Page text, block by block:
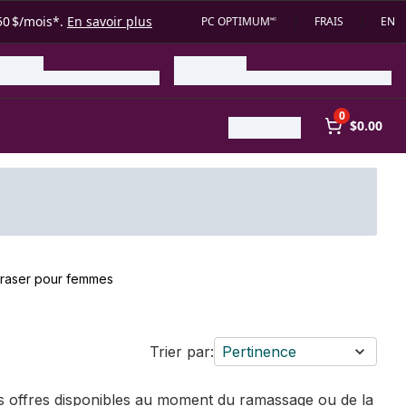
$/mois*. En savoir plus PC OPTIMUM🅪 FRAIS EN
0
$0.00
pour femmes
Trier par: Pertinence
disponibles au moment du ramassage ou de la